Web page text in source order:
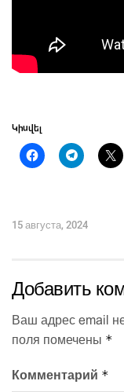
Կիսվել
15 августа, 2024
Добавить
Ваш адрес email
поля помечены *
Комментарий *